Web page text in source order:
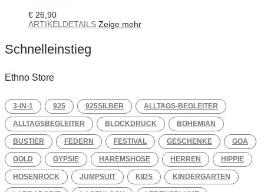
€ 26,90
ARTIKELDETAILS Zeige mehr
Schnelleinstieg
Ethno Store
3-IN-1 925 925SILBER ALLTAGS-BEGLEITER
ALLTAGSBEGLEITER BLOCKDRUCK BOHEMIAN
BUSTIER FEDERN FESTIVAL GESCHENKE GOA
GOLD GYPSIE HAREMSHOSE HERREN HIPPIE
HOSENROCK JUMPSUIT KIDS KINDERGARTEN